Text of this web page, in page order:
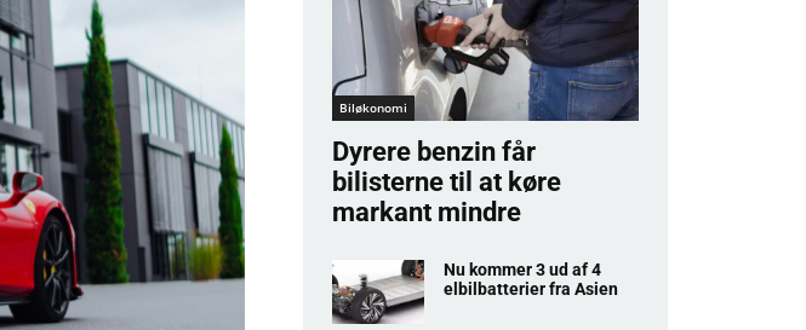
Biløkonomi
Dyrere benzin får
bilisterne til at køre
markant mindre
Nu kommer 3 ud af 4
elbilbatterier fra Asien